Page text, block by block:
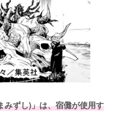
みずし)」は、宿儺が使用す